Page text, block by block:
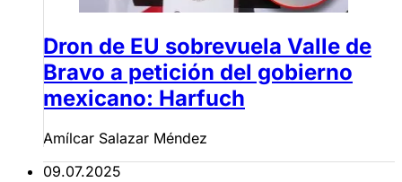
Dron de EU sobrevuela Valle de
Bravo a petición del gobierno
mexicano: Harfuch
Amílcar Salazar Méndez
09.07.2025